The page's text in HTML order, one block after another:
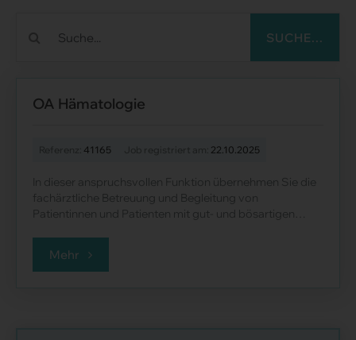
SUCHE...
OA Hämatologie
41165 22.10.2025
In dieser anspruchsvollen Funktion übernehmen Sie die
fachärztliche Betreuung und Begleitung von
Patientinnen und Patienten mit gut- und bösartigen
Mehr